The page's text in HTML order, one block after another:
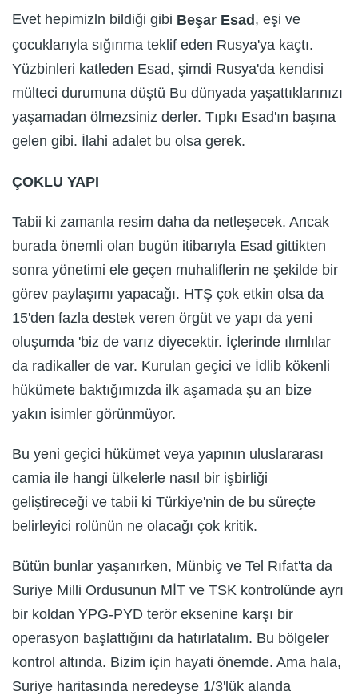
Evet hepimizln bildiği gibi Beşar Esad , eşi ve
çocuklarıyla sığınma teklif eden Rusya'ya kaçtı.
Yüzbinleri katleden Esad, şimdi Rusya'da kendisi
mülteci durumuna düştü Bu dünyada yaşattıklarınızı
yaşamadan ölmezsiniz derler. Tıpkı Esad'ın başına
gelen gibi. İlahi adalet bu olsa gerek.
ÇOKLU YAPI
Tabii ki zamanla resim daha da netleşecek. Ancak
burada önemli olan bugün itibarıyla Esad gittikten
sonra yönetimi ele geçen muhaliflerin ne şekilde bir
görev paylaşımı yapacağı. HTŞ çok etkin olsa da
15'den fazla destek veren örgüt ve yapı da yeni
oluşumda 'biz de varız diyecektir. İçlerinde ılımlılar
da radikaller de var. Kurulan geçici ve İdlib kökenli
hükümete baktığımızda ilk aşamada şu an bize
yakın isimler görünmüyor.
Bu yeni geçici hükümet veya yapının uluslararası
camia ile hangi ülkelerle nasıl bir işbirliği
geliştireceği ve tabii ki Türkiye'nin de bu süreçte
belirleyici rolünün ne olacağı çok kritik.
Bütün bunlar yaşanırken, Münbiç ve Tel Rıfat'ta da
Suriye Milli Ordusunun MİT ve TSK kontrolünde ayrı
bir koldan YPG-PYD terör eksenine karşı bir
operasyon başlattığını da hatırlatalım. Bu bölgeler
kontrol altında. Bizim için hayati önemde. Ama hala,
Suriye haritasında neredeyse 1/3'lük alanda